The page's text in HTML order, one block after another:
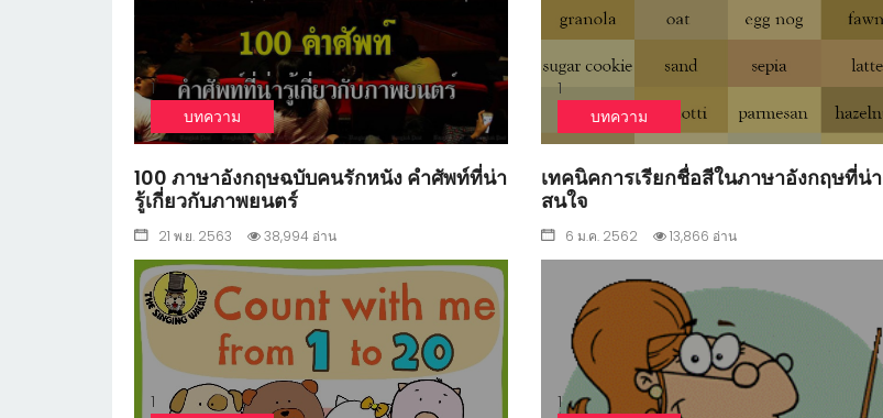
1
บทความ
100 ภาษาอังกฤษฉบับคนรักหนัง คำศัพท์ที่น่า
รู้เกี่ยวกับภาพยนตร์
21 พ.ย. 2563 38,994 อ่าน
1
บทความ
เทคนิคการเรียกชื่อสีในภาษาอังกฤษที่น่า
สนใจ
6 ม.ค. 2562 13,866 อ่าน
1
1